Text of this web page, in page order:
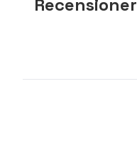
Recensioner